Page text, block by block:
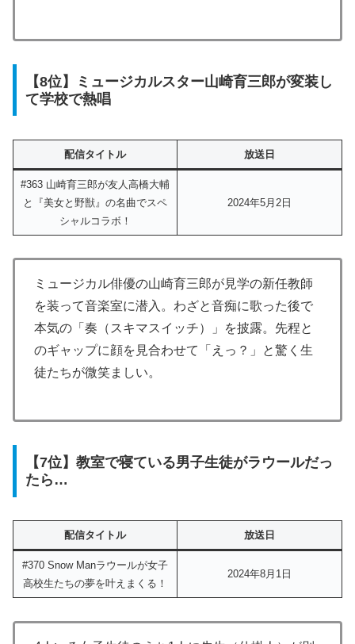
【8位】ミュージカルスター山崎育三郎が変装し
て学校で熱唱
配信タイトル 放送日
#363 山崎育三郎が友人高橋大輔
と『美女と野獣』の名曲でスペ
シャルコラボ！
2024年5月2日
ミュージカル俳優の山崎育三郎が見学の新任教師
を装って音楽室に潜入。わざと音痴に歌った後で
本気の「奏（スキマスイッチ）」を披露。先程と
のギャップに顔を見合わせて「えっ？」と驚く生
徒たちが微笑ましい。
【7位】教室で寝ている男子生徒がラウールだっ
たら…
配信タイトル 放送日
#370 Snow Manラウールが女子
高校生たちの夢を叶えまくる！
2024年8月1日